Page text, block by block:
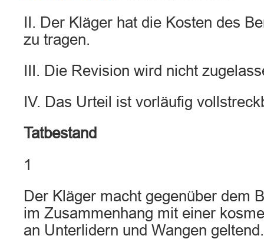
II. Der Kläger hat die Kosten des
zu tragen.
III. Die Revision wird nicht
IV. Das Urteil ist vorläufig
Tatbestand
1
Der Kläger macht gegenüber dem
im Zusammenhang mit einer
an Unterlidern und Wangen geltend.